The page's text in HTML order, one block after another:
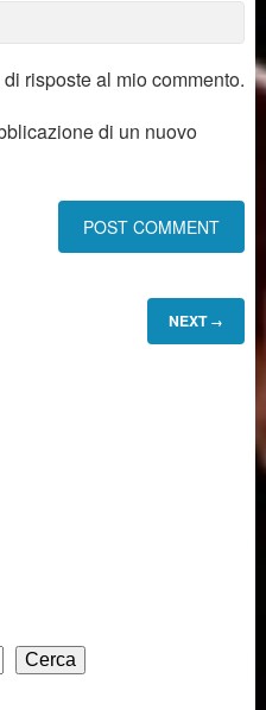
risposte al mio commento.
di un nuovo
NEXT →
Cerca